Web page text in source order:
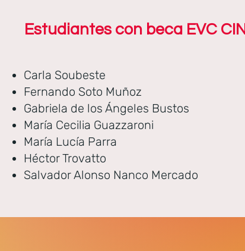
Estudiantes con beca EVC CIN
Carla Soubeste
Fernando Soto Muñoz
Gabriela de los Ángeles Bustos
María Cecilia Guazzaroni
María Lucía Parra
Héctor Trovatto
Salvador Alonso Nanco Mercado